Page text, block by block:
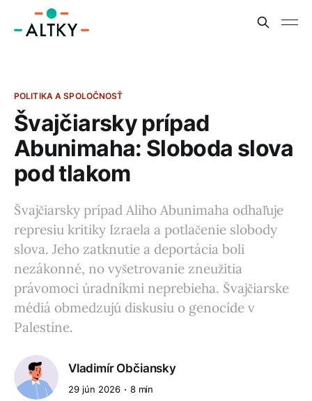
POLITIKA A SPOLOČNOSŤ
Švajčiarsky prípad
Abunimaha: Sloboda slova
pod tlakom
Švajčiarsky prípad Aliho Abunimaha odhaľuje
represiu kritiky Izraela a potlačenie slobody
slova. Jeho zatknutie a deportácia boli
nezákonné, no vyšetrovanie zneužitia
právomoci úradníkmi neprebieha. Švajčiarske
médiá obmedzujú diskusiu o genocíde v
Palestíne.
Vladimír Občiansky
29 jún 2026 8 min